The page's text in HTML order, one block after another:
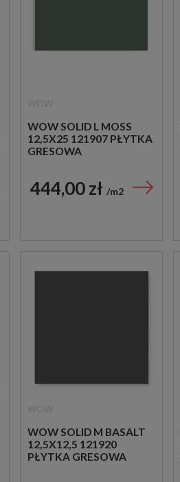
WOW SOLID L MOSS
12,5X25 121907 PŁYTKA
GRESOWA
444,00 zł m2
WOW SOLID M BASALT
12,5X12,5 121920
PŁYTKA GRESOWA